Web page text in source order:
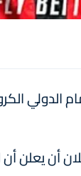
19 مرة: "يسر